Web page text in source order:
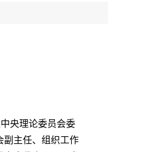
央理论委员会委
副主任、组织工作